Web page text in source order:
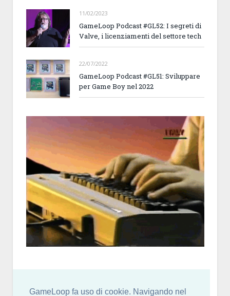
GameLoop fa uso di cookie. Navigando nel
11/02/2023
GameLoop Podcast #GL52: I segreti di
Valve, i licenziamenti del settore tech
22/07/2022
GameLoop Podcast #GL51: Sviluppare
per Game Boy nel 2022